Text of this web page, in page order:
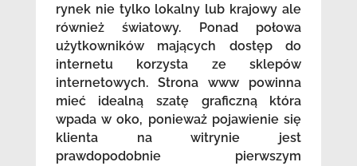
rynek nie tylko lokalny lub krajowy ale
również światowy. Ponad połowa
użytkowników mających dostęp do
internetu korzysta ze sklepów
internetowych. Strona www powinna
mieć idealną szatę graficzną która
wpada w oko, ponieważ pojawienie się
klienta na witrynie jest
prawdopodobnie pierwszym